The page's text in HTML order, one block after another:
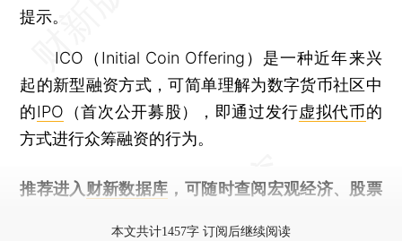
提示。
ICO（Initial Coin Offering）是一种近年来兴
起的新型融资方式，可简单理解为数字货币社区中
的IPO （首次公开募股），即通过发行虚拟代币的
方式进行众筹融资的行为。
推荐进入 财新数据库 ，可随时查阅宏观经济、股票
本文共计1457字 订阅后继续阅读